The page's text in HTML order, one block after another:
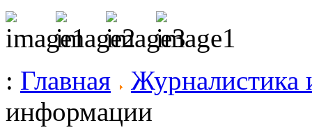
: Главная
Журналистика
информации